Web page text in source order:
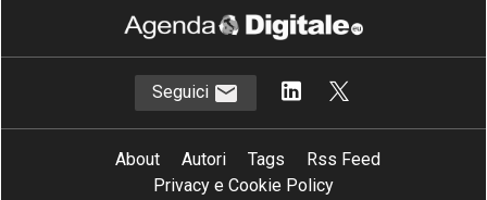
Seguici
About Autori Tags
Rss Feed
Privacy e Cookie Policy